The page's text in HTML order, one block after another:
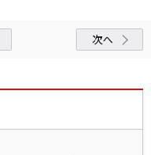
次へ